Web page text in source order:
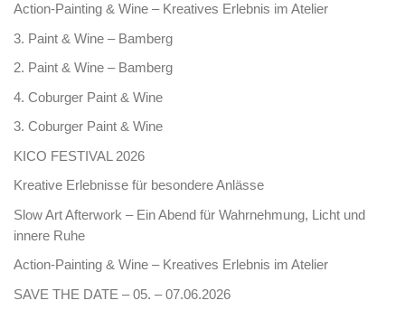
Action-Painting & Wine – Kreatives Erlebnis im Atelier
3. Paint & Wine – Bamberg
2. Paint & Wine – Bamberg
4. Coburger Paint & Wine
3. Coburger Paint & Wine
KICO FESTIVAL 2026
Kreative Erlebnisse für besondere Anlässe
Slow Art Afterwork – Ein Abend für Wahrnehmung, Licht und
innere Ruhe
Action-Painting & Wine – Kreatives Erlebnis im Atelier
SAVE THE DATE – 05. – 07.06.2026